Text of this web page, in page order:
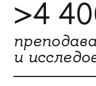
>4
и